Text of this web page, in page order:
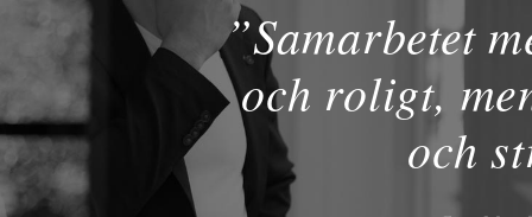
”Samarbetet
och roligt,
och